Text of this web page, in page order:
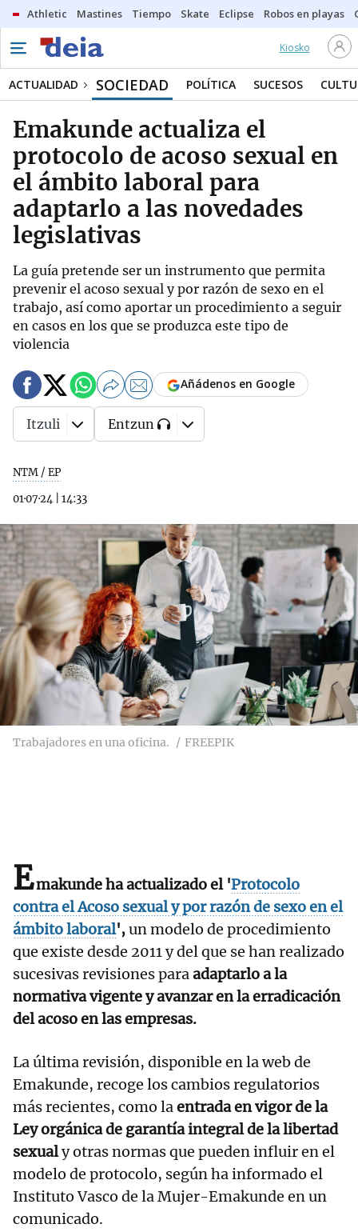
Athletic Mastines Tiempo Skate Eclipse Robos en playas
Kiosko
ACTUALIDAD SOCIEDAD POLÍTICA SUCESOS
Emakunde actualiza el
protocolo de acoso sexual en
el ámbito laboral para
adaptarlo a las novedades
legislativas
La guía pretende ser un instrumento que permita
prevenir el acoso sexual y por razón de sexo en el
trabajo, así como aportar un procedimiento a seguir
en casos en los que se produzca este tipo de
violencia
NTM / EP
01·07·24
14:33
Añádenos en Google
Itzuli Entzun
Trabajadores en una oficina. FREEPIK
Emakunde ha actualizado el 'Protocolo
contra el Acoso sexual y por razón de sexo en el
ámbito laboral',un modelo de procedimiento
que existe desde 2011 y del que se han realizado
sucesivas revisiones paraadaptarlo a la
normativa vigente y avanzar en la erradicación
del acoso en las empresas.
La última revisión, disponible en la web de
Emakunde, recoge los cambios regulatorios
más recientes, como laentrada en vigor de la
Ley orgánica de garantía integral de la libertad
sexualy otras normas que pueden influir en el
modelo de protocolo, según ha informado el
Instituto Vasco de la Mujer-Emakunde en un
comunicado.